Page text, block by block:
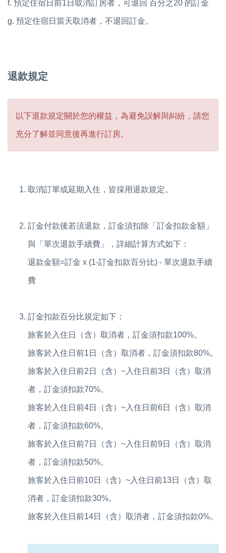
f. 預定住宿日前1日取消訂房者，可退回 百分之20 的訂金
g. 預定住宿日當天取消者，不退回訂金。
退款規定
以下退款規定關於您的權益，為避免誤解與糾紛，請您
充分了解並同意後再進行訂房。
取消訂單或延期入住，皆採用退款規定。
訂金付款後若須退款，訂金須扣除「訂金扣款金額」
與「單次退款手續費」，詳細計算方式如下：
退款金額=訂金 x (1-訂金扣款百分比) - 單次退款手續
費
訂金扣款百分比規定如下：
旅客於入住日（含）取消者，訂金須扣款100%。
旅客於入住日前1日（含）取消者，訂金須扣款80%。
旅客於入住日前2日（含）~入住日前3日（含）取消
者，訂金須扣款70%。
旅客於入住日前4日（含）~入住日前6日（含）取消
者，訂金須扣款60%。
旅客於入住日前7日（含）~入住日前9日（含）取消
者，訂金須扣款50%。
旅客於入住日前10日（含）~入住日前13日（含）取
消者，訂金須扣款30%。
旅客於入住日前14日（含）取消者，訂金須扣款0%。